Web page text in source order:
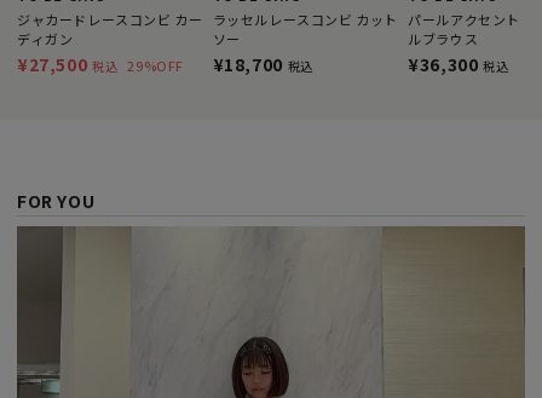
ジャカードレースコンビ カー
ディガン
¥27,500 税込 29%OFF
ラッセルレースコンビ カット
ソー
¥18,700 税込
パールアクセント タ
ルブラウス
¥36,300 税込
FOR YOU